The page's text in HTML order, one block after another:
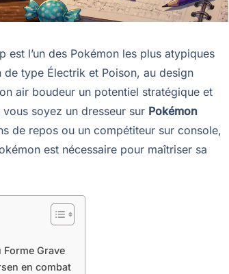
l’un des Pokémon les plus atypiques
type Électrik et Poison, au design
air boudeur un potentiel stratégique et
vous soyez un dresseur sur Pokémon
de repos ou un compétiteur sur console,
est nécessaire pour maîtriser sa
Forme Grave
en combat